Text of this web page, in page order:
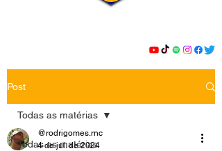
Post
Todas as matérias
Todas as matérias
@rodrigomes.rnc
4 de jul. de 2024